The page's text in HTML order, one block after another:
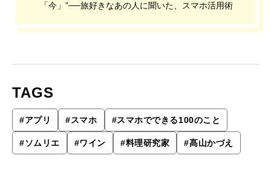
「今」”──旅好きなあの人に聞いた、スマホ活用術
TAGS
#アプリ #スマホ #スマホでできる100のこと
#ソムリエ #ワイン #料理研究家 #髙⼭かづえ